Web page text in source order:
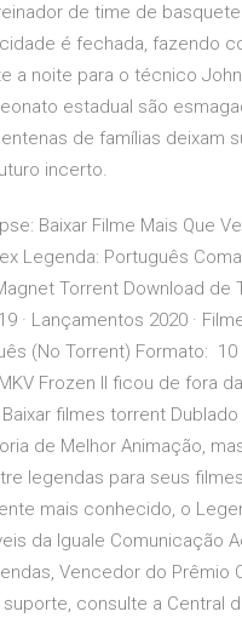
de time de
é fechada, fazendo
a noite para o técnico
estadual são
de famílias deixam
incerto.
Baixar Filme Mais Que
Legenda: Português
Torrent Download de
· Lançamentos 2020 ·
(No Torrent) Formato:
Frozen II ficou de fora
filmes torrent
de Melhor Animação,
legendas para seus
mais conhecido, o
da Iguale Comunicação
Vencedor do Prêmio
consulte a Central